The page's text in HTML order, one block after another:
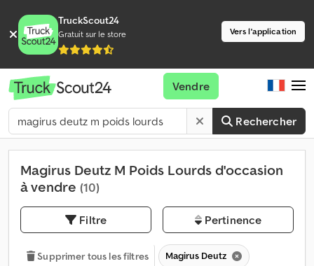
TruckScout24
Gratuit sur le store Vers l'application
Rechercher
Vendre
Magirus Deutz M Poids Lourds d'occasion
à vendre (10)
Filtre Pertinence
Supprimer tous les filtres Magirus Deutz